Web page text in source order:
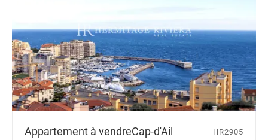
Appartement à vendreCap-d'Ail HR2905